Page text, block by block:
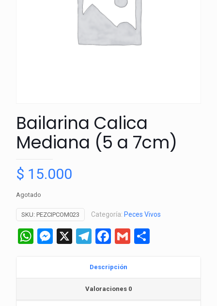
Bailarina Calica
Mediana (5 a 7cm)
$ 15.000
Agotado
SKU: PEZCIPCOM023 Categoría: Peces Vivos
WhatsApp
Messenger
X Telegram
Facebook
Gmail
Descripción
Valoraciones 0